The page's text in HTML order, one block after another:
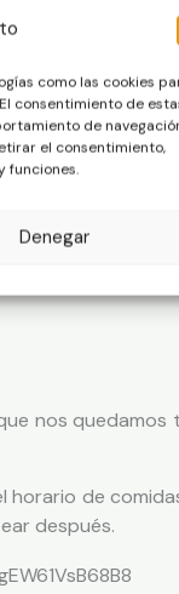
como las cookies
consentimiento de
de
el consentimiento,
funciones.
Denegar
en el
y dura unos
En la
una merienda-
nos
de
después.